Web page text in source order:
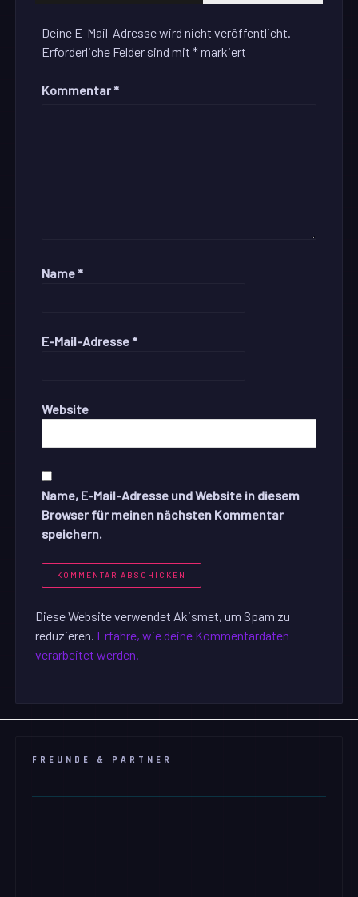
Deine E-Mail-Adresse wird nicht veröffentlicht.
Erforderliche Felder sind mit*markiert
Kommentar *
Name *
E-Mail-Adresse *
Website
Name, E-Mail-Adresse und Website in diesem
Browser für meinen nächsten Kommentar
speichern.
Diese Website verwendet Akismet, um Spam zu
reduzieren. Erfahre, wie deine Kommentardaten
verarbeitet werden.
FREUNDE & PARTNER